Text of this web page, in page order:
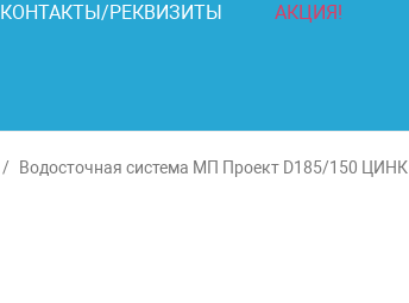
КОНТАКТЫ/РЕКВИЗИТЫ АКЦИЯ!
Водосточная система МП Проект D185/150 ЦИНК